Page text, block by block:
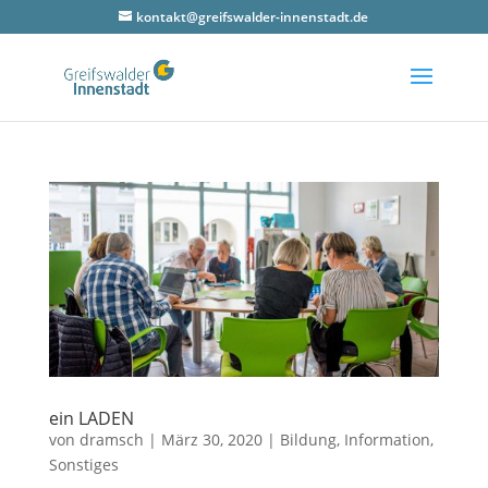
kontakt@greifswalder-innenstadt.de
ein LADEN
von dramsch | März 30, 2020| Bildung, Information,
Sonstiges